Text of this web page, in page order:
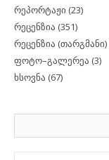
რეპორტაჟი (23)
რეცენზია (351)
რეცენზია (თარგმანი)
ფოტო–გალერეა (3)
ხსოვნა (67)